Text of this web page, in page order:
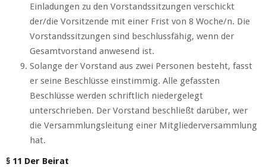
Einladungen zu den Vorstandssitzungen verschickt
der/die Vorsitzende mit einer Frist von 8 Woche/n. Die
Vorstandssitzungen sind beschlussfähig, wenn der
Gesamtvorstand anwesend ist.
Solange der Vorstand aus zwei Personen besteht, fasst
er seine Beschlüsse einstimmig. Alle gefassten
Beschlüsse werden schriftlich niedergelegt
unterschrieben. Der Vorstand beschließt darüber, wer
die Versammlungsleitung einer Mitgliederversammlung
hat.
§ 11 Der Beirat